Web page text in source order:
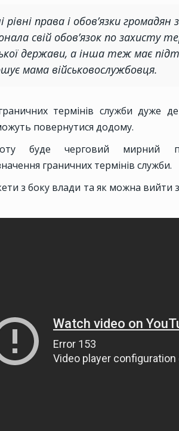
рівні права і обов’язки
свій обов’язок по захисту
держави, а інша теж має
мама військовослужбовця.
термінів служби дуже
повернутися додому.
буде черговий мирний
граничних термінів служби.
з боку влади та як можна вийти з